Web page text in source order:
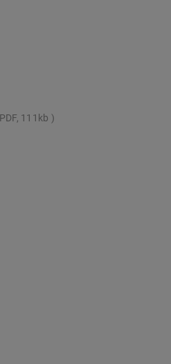
PDF, 111kb